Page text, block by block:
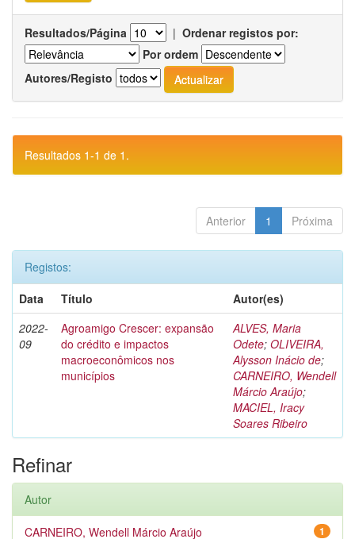
Resultados/Página | Ordenar registos por:
Por ordem
Autores/Registo
Resultados 1-1 de 1.
Anterior 1 Próxima
Registos:
Data
Título
Autor(es)
2022-
09
Agroamigo Crescer: expansão
do crédito e impactos
macroeconômicos nos
municípios
ALVES, Maria
Odete; OLIVEIRA,
Alysson Inácio de;
CARNEIRO, Wendell
Márcio Araújo;
MACIEL, Iracy
Soares Ribeiro
Refinar
Autor
1
CARNEIRO, Wendell Márcio Araújo